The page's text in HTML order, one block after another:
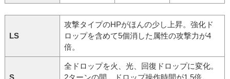
LS
攻撃タイプのHPがほんの少し上昇。強化ド
ロップを含めて5個消した属性の攻撃力が4
倍。
全ドロップを火、光、回復ドロップに変化。